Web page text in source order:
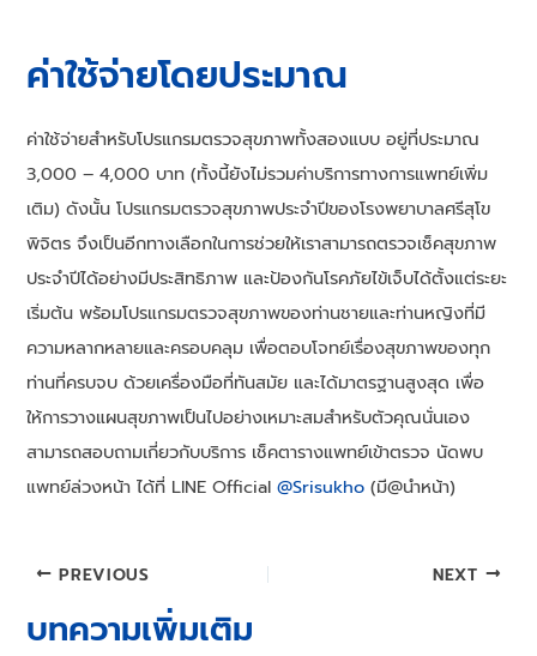
ค่าใช้จ่ายโดยประมาณ
ค่าใช้จ่ายสำหรับโปรแกรมตรวจสุขภาพทั้งสองแบบ อยู่ที่ประมาณ
3,000 – 4,000 บาท (ทั้งนี้ยังไม่รวมค่าบริการทางการแพทย์เพิ่ม
เติม) ดังนั้น โปรแกรมตรวจสุขภาพประจำปีของโรงพยาบาลศรีสุโข
พิจิตร จึงเป็นอีกทางเลือกในการช่วยให้เราสามารถตรวจเช็คสุขภาพ
ประจำปีได้อย่างมีประสิทธิภาพ และป้องกันโรคภัยไข้เจ็บได้ตั้งแต่ระยะ
เริ่มต้น พร้อมโปรแกรมตรวจสุขภาพของท่านชายและท่านหญิงที่มี
ความหลากหลายและครอบคลุม เพื่อตอบโจทย์เรื่องสุขภาพของทุก
ท่านที่ครบจบ ด้วยเครื่องมือที่ทันสมัย และได้มาตรฐานสูงสุด เพื่อ
ให้การวางแผนสุขภาพเป็นไปอย่างเหมาะสมสำหรับตัวคุณนั่นเอง
สามารถสอบถามเกี่ยวกับบริการ เช็คตารางแพทย์เข้าตรวจ นัดพบ
แพทย์ล่วงหน้า ได้ที่ LINE Official@Srisukho (มี@นำหน้า)
Post
PREVIOUS NEXT
บทความเพิ่มเติม